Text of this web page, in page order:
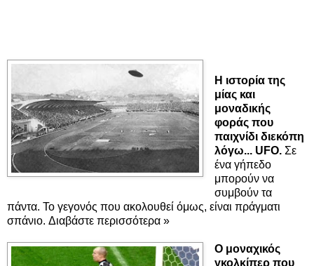
Η ιστορία της
μίας και
μοναδικής
φοράς που
παιχνίδι διεκόπη
λόγω... UFO.Σε
ένα γήπεδο
μπορούν να
συμβούν τα
πάντα. Το γεγονός που ακολουθεί όμως, είναι πράγματι
σπάνιο. Διαβάστε περισσότερα »
Ο μοναχικός
γκολκίπερ που